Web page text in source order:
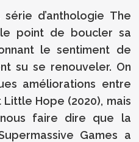
d’anthologie The
point de boucler sa
le sentiment de
su se renouveler. On
améliorations entre
Hope (2020), mais
faire dire que la
Games a